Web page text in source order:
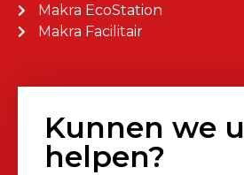
Makra EcoStation
Makra Facilitair
Kunnen we u
helpen?